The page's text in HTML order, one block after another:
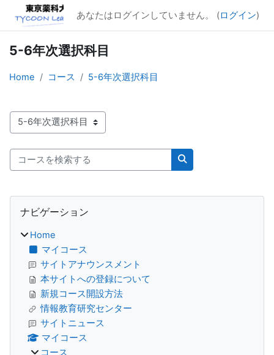
メインコンテンツへスキップする
あなたはログインしていません。 (ログイン)
5-6年次選択科目
Home コース 5-6年次選択科目
コースカテゴリ
コースを検索する
コースを検索する
ブロック
ナビゲーション
Home
マイコース
サイトアナウンスメント
本サイトへの登録について
新規コース開設方法
情報教育研究センター
サイトニュース
マイコース
コース